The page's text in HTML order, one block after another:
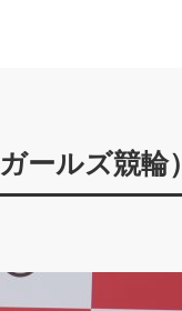
ールズ競輪）